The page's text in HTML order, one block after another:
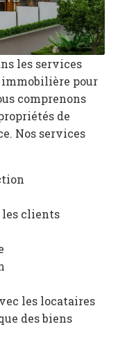
les services
pour
comprenons
de
Nos services
clients
les locataires
des biens